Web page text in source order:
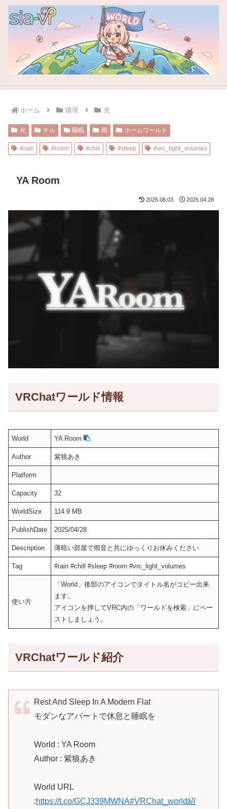
ホーム 環境 光
光 チル 睡眠 雨 ホームワールド
#rain #room #chill #sleep #vrc_light_volumes
YA Room
2025.08.03 2025.04.28
VRChatワールド情報
World YA Room
Author 紫狼あき
Platform
Capacity 32
WorldSize 114.9 MB
PublishDate 2025/04/28
Description 薄暗い部屋で雨音と共にゆっくりお休みください
Tag #rain #chill #sleep #room #vrc_light_volumes
使い方
「World」後部のアイコンでタイトル名がコピー出来
ます。
アイコンを押してVRC内の「ワールドを検索」にペー
ストしましょう。
VRChatワールド紹介
Rest And Sleep In A Modern Flat
モダンなアパートで休息と睡眠を
World : YA Room
Author : 紫狼あき
World URL
:https://t.co/GCJ339MWNA#VRChat_world紹